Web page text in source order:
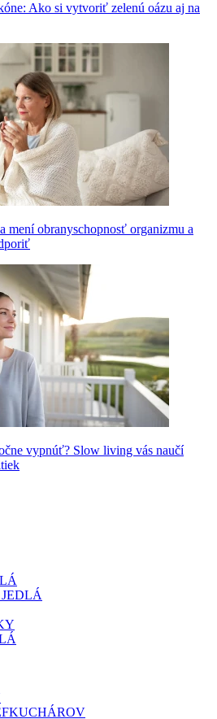
Ako si vytvoriť zelenú oázu aj na
mení obranyschopnosť organizmu a
vypnúť? Slow living vás naučí